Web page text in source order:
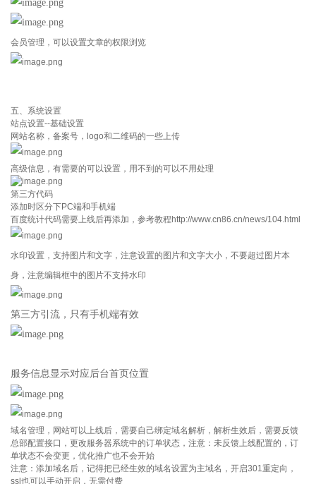
会员管理，可以设置文章的权限浏览
五、系统设置
站点设置--基础设置
网站名称，备案号，logo和二维码的一些上传
高级信息，有需要的可以设置，用不到的可以不用处理
第三方代码
添加时区分下PC端和手机端
百度统计代码需要上线后再添加，参考教程http://www.cn86.cn/news/104.html
水印设置，支持图片和文字，注意设置的图片和文字大小，不要超过图片本
身，注意编辑框中的图片不支持水印
第三方引流，只有手机端有效
服务信息显示对应后台首页位置
域名管理，网站可以上线后，需要自己绑定域名解析，解析生效后，需要反馈
总部配置接口，更改服务器系统中的订单状态，注意：未反馈上线配置的，订
单状态不会变更，优化推广也不会开始
注意：添加域名后，记得把已经生效的域名设置为主域名，开启301重定向，
ssl也可以手动开启，无需付费